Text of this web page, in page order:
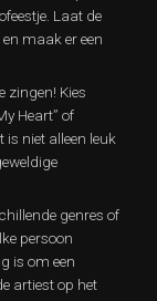
Laat de
maak er een
zingen! Kies
Heart” of
is niet alleen leuk
genres of
persoon
is om een
artiest op het